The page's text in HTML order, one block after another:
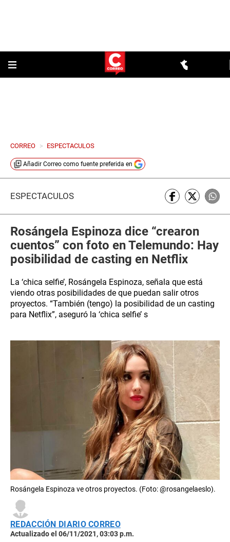
CORREO > ESPECTACULOS
Añadir Correo como fuente preferida en
ESPECTÁCULOS
Rosángela Espinoza dice “crearon
cuentos” con foto en Telemundo: Hay
posibilidad de casting en Netflix
La ‘chica selfie’, Rosángela Espinoza, señala que está
viendo otras posibilidades de que puedan salir otros
proyectos. “También (tengo) la posibilidad de un casting
para Netflix”, aseguró la ‘chica selfie’ s
Rosángela Espinoza ve otros proyectos. (Foto: @rosangelaeslo).
REDACCIÓN DIARIO CORREO
Actualizado el 06/11/2021, 03:03 p.m.